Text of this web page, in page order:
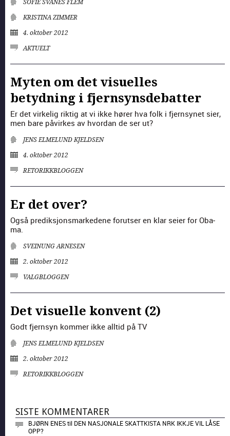
SOFIE SVANES FLEM
KRISTINA ZIMMER
4. oktober 2012
AKTUELT
Myten om det visuelles
betydning i fjernsynsdebatter
Er det virke­lig rik­tig at vi ikke hør­er hva folk i fjern­synet sier,
men bare påvirkes av hvor­dan de ser ut?
JENS ELMELUND KJELDSEN
4. oktober 2012
RETORIKK­BLOGGEN
Er det over?
Også predik­sjon­s­marke­dene forutser en klar seier for Oba­
ma.
SVEINUNG ARNESEN
2. oktober 2012
VALGBLOGGEN
Det visuelle konvent (2)
Godt fjern­syn kom­mer ikke alltid på TV
JENS ELMELUND KJELDSEN
2. oktober 2012
RETORIKK­BLOGGEN
SISTE KOMMENTARER
BJØRN ENEStil DEN NASJONALE SKATTKISTA NRK IKKJE VIL LÅSE
OPP?